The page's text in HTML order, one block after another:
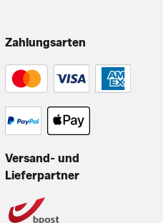
Zahlungsarten
Versand- und
Lieferpartner